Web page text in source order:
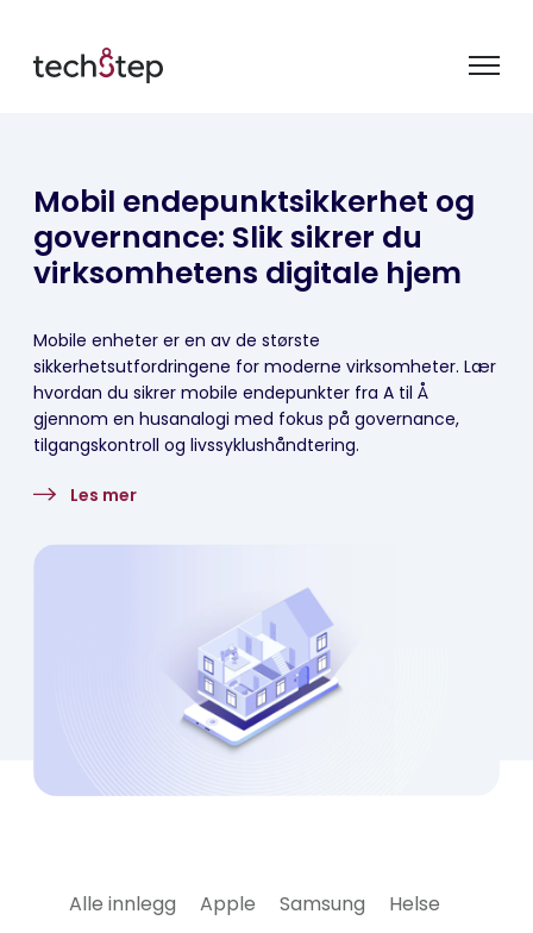
Mobil endepunktsikkerhet og
governance: Slik sikrer du
virksomhetens digitale hjem
Mobile enheter er en av de største
sikkerhetsutfordringene for moderne virksomheter. Lær
hvordan du sikrer mobile endepunkter fra A til Å
gjennom en husanalogi med fokus på governance,
tilgangskontroll og livssyklushåndtering.
Les mer
Alle innlegg Apple Samsung
Helse